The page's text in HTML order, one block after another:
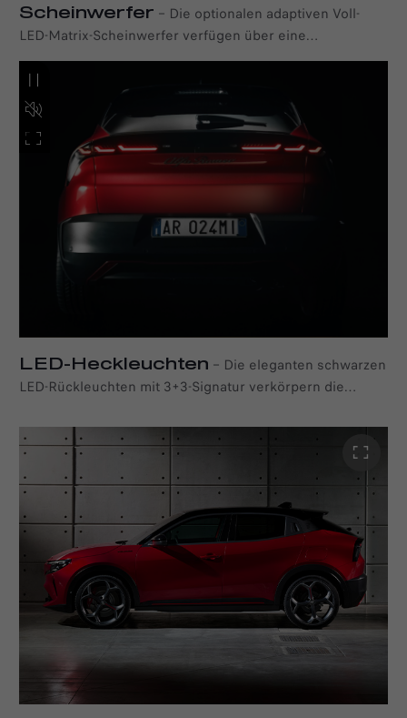
Scheinwerfer – Die optionalen adaptiven Voll-
LED-Matrix-Scheinwerfer verfügen über eine
fortschrittliche Technologie, die mit einer
hervorragenden Ausleuchtung eine bessere Sicht auf die
Straße bietet. Außerdem unterstreichen sie mit ihrem
charakteristischen Look die unverwechselbare
Designsprache von Alfa Romeo. LED-Scheinwerfer und
LED-Heckleuchten gehören beim Alfa Romeo Junior
schon zur Seienausstattung.
LED-Heckleuchten – Die eleganten schwarzen
LED-Rückleuchten mit 3+3-Signatur verkörpern die
sorgen dafür, dass sich der neue Junior aus jedem
Blickwinkel unverwechselbar präsentiert. Sie fügen sich
nahtlos in die geschwungenen Linien des Alfa
Romeo Junior ein und betonen sein unverwechselbares
Profil mit dem kultigen Coda Tronca Design.